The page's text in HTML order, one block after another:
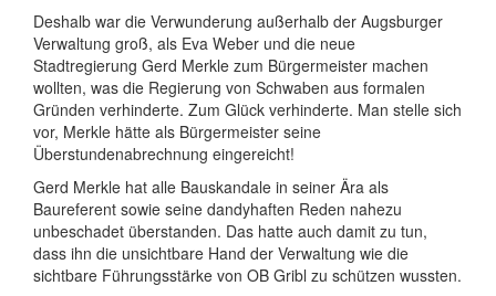
Deshalb war die Verwunderung außerhalb der Augsburger
Verwaltung groß, als Eva Weber und die neue
Stadtregierung Gerd Merkle zum Bürgermeister machen
wollten, was die Regierung von Schwaben aus formalen
Gründen verhinderte. Zum Glück verhinderte. Man stelle sich
vor, Merkle hätte als Bürgermeister seine
Überstundenabrechnung eingereicht!
Gerd Merkle hat alle Bauskandale in seiner Ära als
Baureferent sowie seine dandyhaften Reden nahezu
unbeschadet überstanden. Das hatte auch damit zu tun,
dass ihn die unsichtbare Hand der Verwaltung wie die
sichtbare Führungsstärke von OB Gribl zu schützen wussten.